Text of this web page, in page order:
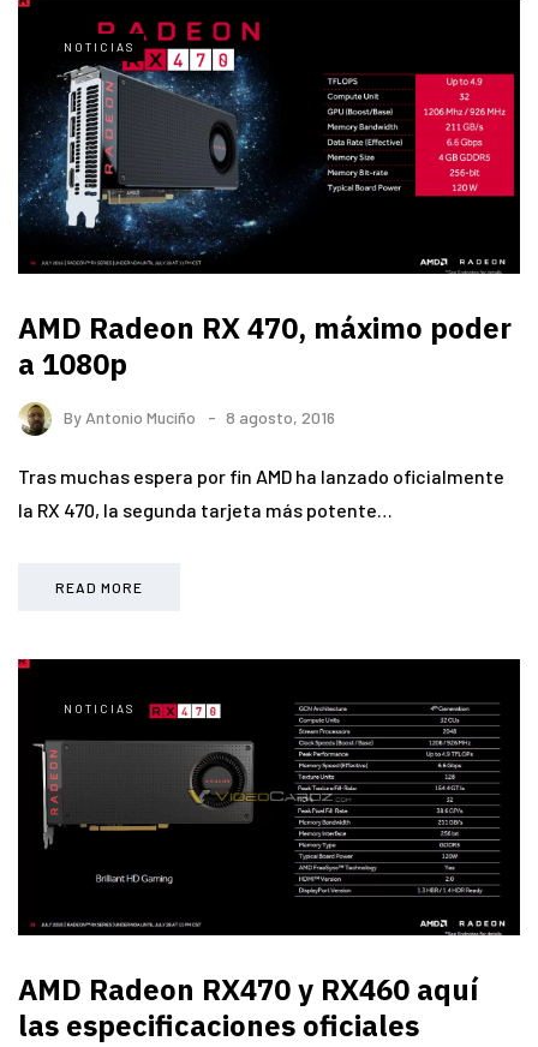
NOTICIAS
AMD Radeon RX 470, máximo poder
a 1080p
By Antonio Muciño 8 agosto, 2016
Tras muchas espera por fin AMD ha lanzado oficialmente
la RX 470, la segunda tarjeta más potente…
READ MORE
NOTICIAS
AMD Radeon RX470 y RX460 aquí
las especificaciones oficiales